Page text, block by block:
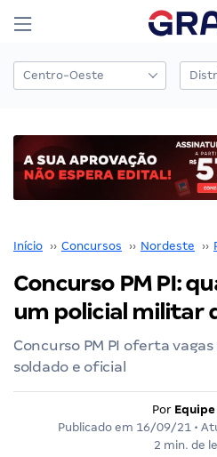
Início ›› Concursos ›› Nordeste ››
Concurso PM PI:
um policial militar
Concurso PM PI oferta
soldado e oficial
Por
Publicado em 16/09/21 •
2 min. de